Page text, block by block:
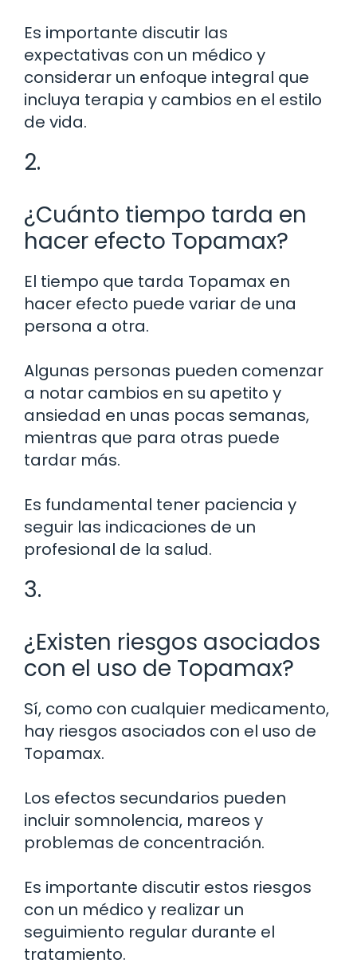
Es importante discutir las
expectativas con un médico y
considerar un enfoque integral que
incluya terapia y cambios en el estilo
de vida.
2.
¿Cuánto tiempo tarda en
hacer efecto Topamax?
El tiempo que tarda Topamax en
hacer efecto puede variar de una
persona a otra.
Algunas personas pueden comenzar
a notar cambios en su apetito y
ansiedad en unas pocas semanas,
mientras que para otras puede
tardar más.
Es fundamental tener paciencia y
seguir las indicaciones de un
profesional de la salud.
3.
¿Existen riesgos asociados
con el uso de Topamax?
Sí, como con cualquier medicamento,
hay riesgos asociados con el uso de
Topamax.
Los efectos secundarios pueden
incluir somnolencia, mareos y
problemas de concentración.
Es importante discutir estos riesgos
con un médico y realizar un
seguimiento regular durante el
tratamiento.